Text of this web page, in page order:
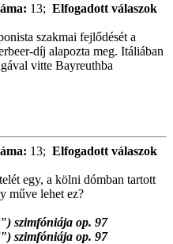
13; Elfogadott válaszok
szakmai fejlődését a
díj alapozta meg. Itáliában
vitte Bayreuthba
13; Elfogadott válaszok
egy, a kölni dómban tartott
műve lehet ez?
szimfóniája op. 97
szimfóniája op. 97